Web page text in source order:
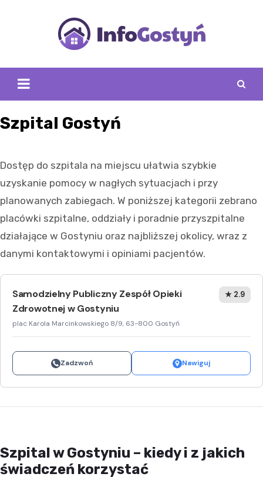
Szpital Gostyń
Dostęp do szpitala na miejscu ułatwia szybkie
uzyskanie pomocy w nagłych sytuacjach i przy
planowanych zabiegach. W poniższej kategorii zebrano
placówki szpitalne, oddziały i poradnie przyszpitalne
działające w Gostyniu oraz najbliższej okolicy, wraz z
danymi kontaktowymi i opiniami pacjentów.
Samodzielny Publiczny Zespół Opieki
Zdrowotnej w Gostyniu
plac Karola Marcinkowskiego 8/9, 63-800 Gostyń
★ 2.9
Zadzwoń Nawiguj
Szpital w Gostyniu – kiedy i z jakich
świadczeń korzystać